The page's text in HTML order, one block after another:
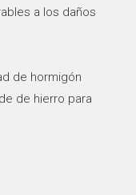
a los daños
de hormigón
de hierro para